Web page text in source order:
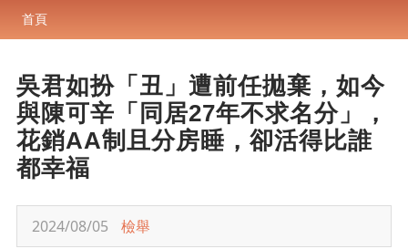
首頁
吳君如扮「丑」遭前任拋棄，如今
與陳可辛「同居27年不求名分」，
花銷AA制且分房睡，卻活得比誰
都幸福
2024/08/05 檢舉